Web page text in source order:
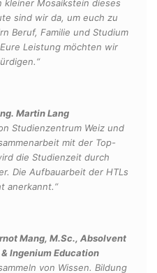
kleiner Mosaikstein dieses
sind wir da, um euch zu
Beruf, Familie und Studium
Leistung möchten wir
Martin Lang
Studienzentrum Weiz und
mit der Top-
die Studienzeit durch
Die Aufbauarbeit der HTLs
anerkannt.“
Mang, M.Sc., Absolvent
Ingenium Education
von Wissen. Bildung